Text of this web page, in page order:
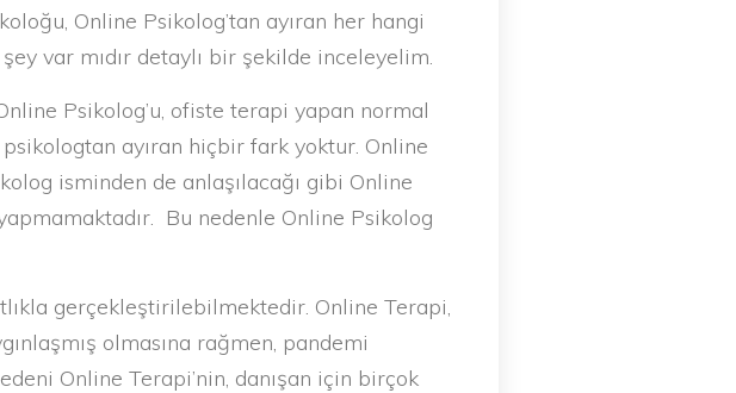
Online Psikolog’tan ayıran her hangi
var mıdır detaylı bir şekilde inceleyelim.
Psikolog’u, ofiste terapi yapan normal
ayıran hiçbir fark yoktur. Online
isminden de anlaşılacağı gibi Online
Bu nedenle Online Psikolog
gerçekleştirilebilmektedir. Online Terapi,
olmasına rağmen, pandemi
Online Terapi’nin, danışan için birçok